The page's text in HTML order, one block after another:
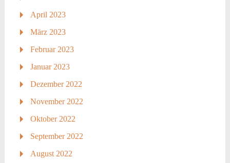
April 2023
März 2023
Februar 2023
Januar 2023
Dezember 2022
November 2022
Oktober 2022
September 2022
August 2022